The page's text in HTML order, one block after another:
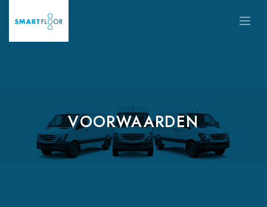
VOORWAARDEN